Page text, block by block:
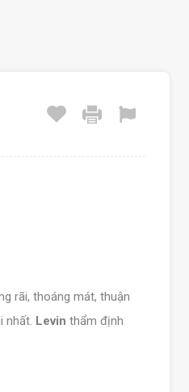
rãi, thoáng mát, thuận
nhất. Levin thẩm định